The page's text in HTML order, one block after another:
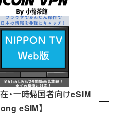
・一時帰国者向けeSIM
eSIM】